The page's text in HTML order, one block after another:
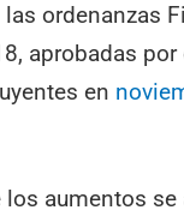
ordenanzas
aprobadas
en
los aumentos